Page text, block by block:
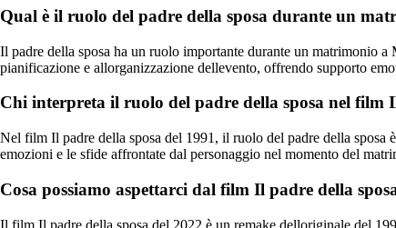
Qual è il ruolo del padre della sposa durante un
Il padre della sposa ha un ruolo importante durante un matrimonio
pianificazione e allorganizzazione dellevento, offrendo supporto
Chi interpreta il ruolo del padre della sposa nel film
Nel film Il padre della sposa del 1991, il ruolo del padre della sposa
emozioni e le sfide affrontate dal personaggio nel momento del
Cosa possiamo aspettarci dal film Il padre della
Il film Il padre della sposa del 2022 è un remake delloriginale del